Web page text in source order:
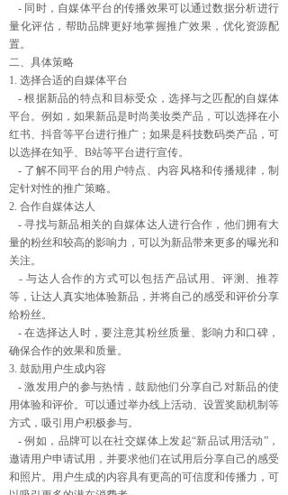
- 同时，自媒体平台的传播效果可以通过数据分析进行
量化评估，帮助品牌更好地掌握推广效果，优化资源配
置。
二、具体策略
1. 选择合适的自媒体平台
- 根据新品的特点和目标受众，选择与之匹配的自媒体
平台。例如，如果新品是时尚美妆类产品，可以选择在小
红书、抖音等平台进行推广；如果是科技数码类产品，可
以选择在知乎、B站等平台进行宣传。
- 了解不同平台的用户特点、内容风格和传播规律，制
定针对性的推广策略。
2. 合作自媒体达人
- 寻找与新品相关的自媒体达人进行合作，他们拥有大
量的粉丝和较高的影响力，可以为新品带来更多的曝光和
关注。
- 与达人合作的方式可以包括产品试用、评测、推荐
等，让达人真实地体验新品，并将自己的感受和评价分享
给粉丝。
- 在选择达人时，要注意其粉丝质量、影响力和口碑，
确保合作的效果和质量。
3. 鼓励用户生成内容
- 激发用户的参与热情，鼓励他们分享自己对新品的使
用体验和评价。可以通过举办线上活动、设置奖励机制等
方式，吸引用户积极参与。
- 例如，品牌可以在社交媒体上发起“新品试用活动”，
邀请用户申请试用，并要求他们在试用后分享自己的感受
和照片。用户生成的内容具有更高的可信度和传播力，可